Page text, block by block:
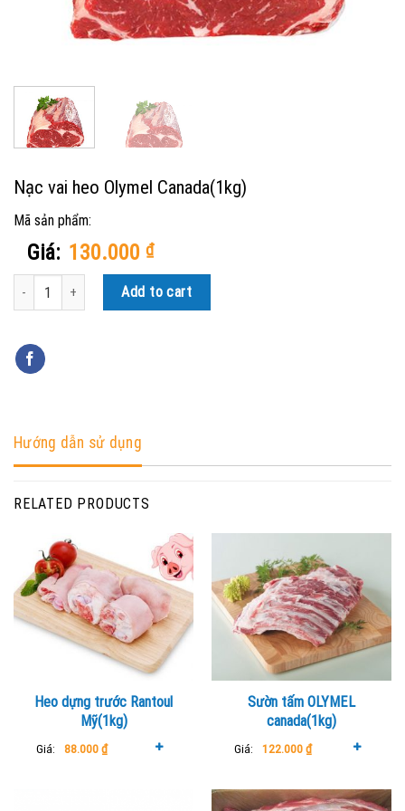
Nạc vai heo Olymel Canada(1kg)
Mã sản phẩm:
Giá: 130.000 ₫
Nạc vai heo Olymel Canada(1kg) quantity
Add to cart
Hướng dẫn sử dụng
RELATED PRODUCTS
Heo dựng trước Rantoul
Mỹ(1kg)
Giá: 88.000₫
Sườn tấm OLYMEL
canada(1kg)
Giá: 122.000₫